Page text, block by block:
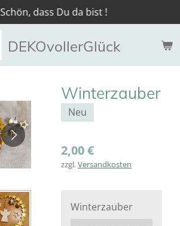
DEKOvollerGlück
Schön, dass Du da bist !
Winterzauber
Neu
2,00 €
zzgl.Versandkosten
Winterzauber